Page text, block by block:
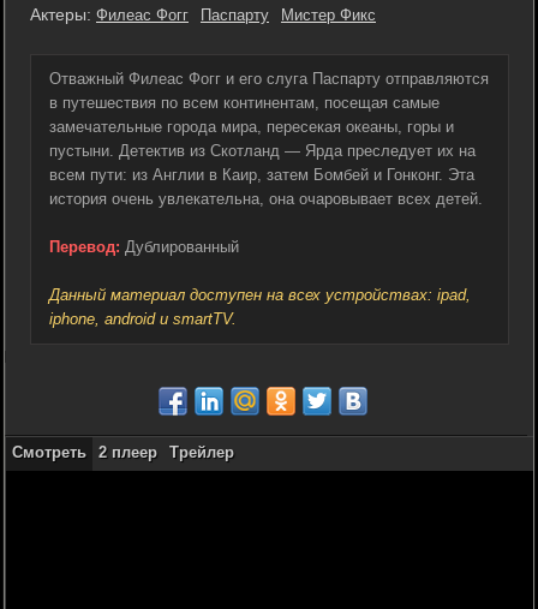
Актеры: Филеас Фогг Паспарту Мистер Фикс
Отважный Филеас Фогг и его слуга Паспарту отправляются
в путешествия по всем континентам, посещая самые
замечательные города мира, пересекая океаны, горы и
пустыни. Детектив из Скотланд — Ярда преследует их на
всем пути: из Англии в Каир, затем Бомбей и Гонконг. Эта
история очень увлекательна, она очаровывает всех детей.
Перевод: Дублированный
Данный материал доступен на всех устройствах: ipad,
iphone, android и smartTV.
Смотреть 2 плеер Трейлер